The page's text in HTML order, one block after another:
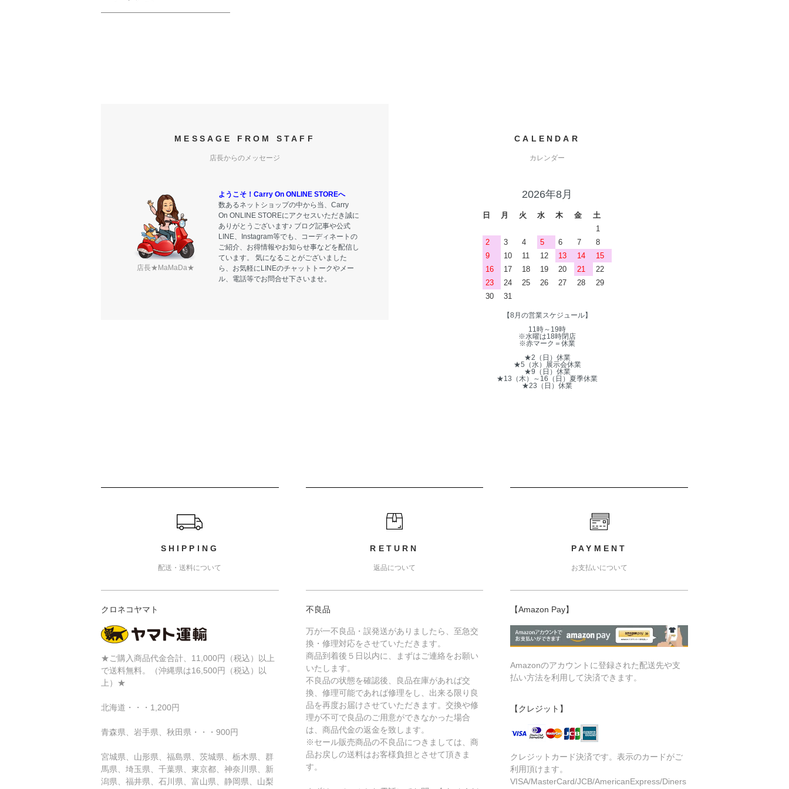
MESSAGE FROM STAFF
店長からのメッセージ
店長★MaMaDa★
ようこそ！Carry On ONLINE STOREへ
数あるネットショップの中から当、Carry
On ONLINE STOREにアクセスいただき誠に
ありがとうございます♪ ブログ記事や公式
LINE、Instagram等でも、コーディネートの
ご紹介、お得情報やお知らせ事などを配信し
ています。 気になることがございました
ら、お気軽にLINEのチャットトークやメー
ル、電話等でお問合せ下さいませ。
CALENDAR
カレンダー
2026年8月
日 月 火 水 木 金
土
1
2
3 4 5 6 7
8
9
10 11 12 13 14
15
16
17 18 19 20 21
22
23
24 25 26 27 28
29
30
31
【8月の営業スケジュール】
11時～19時
※水曜は18時閉店
※赤マーク＝休業
★2（日）休業
★5（水）展示会休業
★9（日）休業
★13（木）～16（日）夏季休業
★23（日）休業
ショッピングガイド
SHIPPING
配送・送料について
クロネコヤマト
★ご購入商品代金合計、11,000円（税込）以上
で送料無料。（沖縄県は16,500円（税込）以
上）★
北海道・・・1,200円
青森県、岩手県、秋田県・・・900円
宮城県、山形県、福島県、茨城県、栃木県、群
馬県、埼玉県、千葉県、東京都、神奈川県、新
潟県、福井県、石川県、富山県、静岡県、山梨
RETURN
返品について
不良品
万が一不良品・誤発送がありましたら、至急交
換・修理対応をさせていただきます。
商品到着後５日以内に、まずはご連絡をお願い
いたします。
不良品の状態を確認後、良品在庫があれば交
換、修理可能であれば修理をし、出来る限り良
品を再度お届けさせていただきます。交換や修
理が不可で良品のご用意ができなかった場合
は、商品代金の返金を致します。
※セール販売商品の不良品につきましては、商
品お戻しの送料はお客様負担とさせて頂きま
す。
PAYMENT
お支払いについて
【Amazon Pay】
Amazonのアカウントに登録された配送先や支
払い方法を利用して決済できます。
【クレジット】
クレジットカード決済です。表示のカードがご
利用頂けます。
VISA/MasterCard/JCB/AmericanExpress/Diners